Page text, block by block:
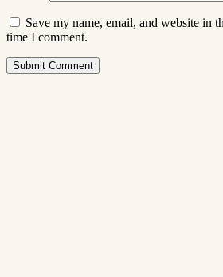
Save my name, email, and website in
time I comment.
Submit Comment